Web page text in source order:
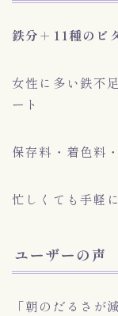
鉄分＋11種のビ
女性に多い鉄不
ート
保存料・着色料
忙しくても手軽
ユーザーの声
「朝のだるさが